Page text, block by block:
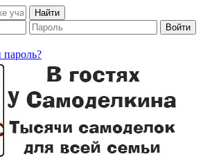
Найти
Войти